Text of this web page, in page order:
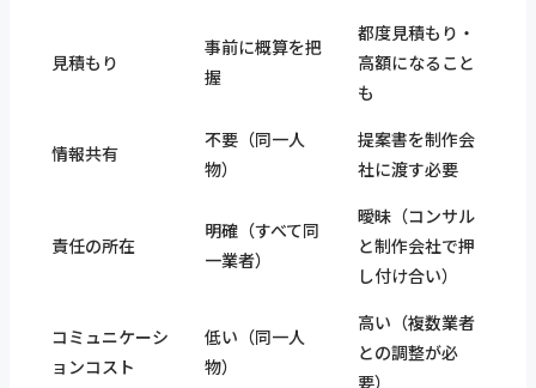
見積もり
事前に概算を把
握
都度見積もり・
高額になること
も
情報共有
不要（同一人
物）
提案書を制作会
社に渡す必要
責任の所在
明確（すべて同
一業者）
曖昧（コンサル
と制作会社で押
し付け合い）
コミュニケーシ
ョンコスト
低い（同一人
物）
高い（複数業者
との調整が必
要）